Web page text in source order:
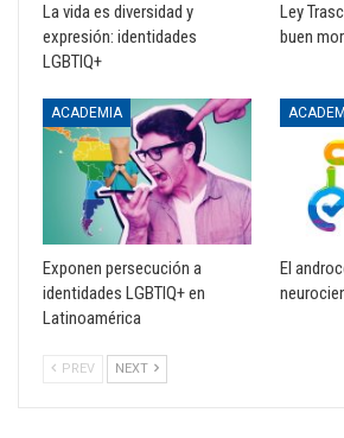
La vida es diversidad y
expresión: identidades
LGBTIQ+
Ley
buen
ACADEMIA
Exponen persecución a
identidades LGBTIQ+ en
Latinoamérica
El
PREV NEXT